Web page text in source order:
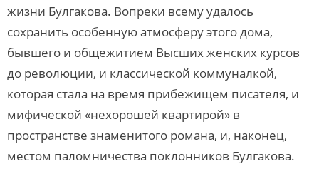
жизни Булгакова. Вопреки всему удалось
сохранить особенную атмосферу этого дома,
бывшего и общежитием Высших женских курсов
до революции, и классической коммуналкой,
которая стала на время прибежищем писателя, и
мифической «нехорошей квартирой» в
пространстве знаменитого романа, и, наконец,
местом паломничества поклонников Булгакова.